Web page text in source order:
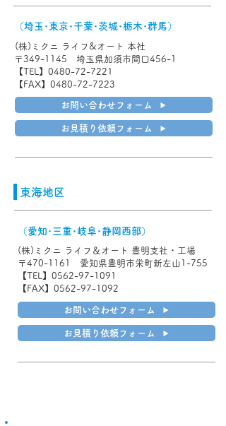
（埼玉･東京･千葉･茨城･栃木･群馬）
​(株)ミクニ ライフ&オート 本社
〒349-1145 埼玉県加須市間口456-1
【TEL】0480-72-7221
【FAX】0480-72-7223
お問い合わせフォーム
お見積り依頼フォーム
東海地区
（愛知･三重･岐阜･静岡西部）
(株)ミクニ ライフ＆オート 豊明支社・工場
〒470-1161 愛知県豊明市栄町新左山1-755
【TEL】0562-97-1091
【FAX】0562-97-1092
お問い合わせフォーム
お見積り依頼フォーム